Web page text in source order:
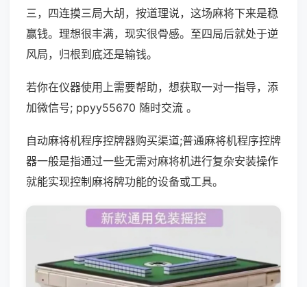
三，四连摸三局大胡，按道理说，这场麻将下来是稳
赢钱。理想很丰满，现实很骨感。至四局后就处于逆
风局，归根到底还是输钱。
若你在仪器使用上需要帮助，想获取一对一指导，添
加微信号; ppyy55670 随时交流 。
自动麻将机程序控牌器购买渠道;普通麻将机程序控牌
器一般是指通过一些无需对麻将机进行复杂安装操作
就能实现控制麻将牌功能的设备或工具。